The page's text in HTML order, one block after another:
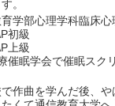
。
学部心理学科臨床心
初級
上級
催眠学会で催眠スク
作曲を学んだ後、や